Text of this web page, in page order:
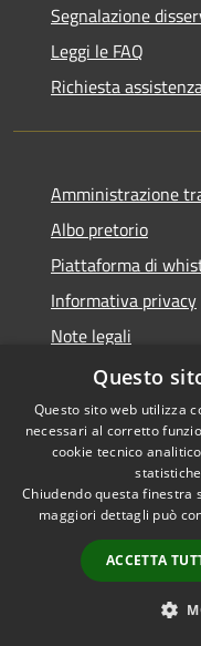
Segnalazione
Leggi le FAQ
Richiesta
Amministrazione
Albo pretorio
Piattaforma di
Informativa privacy
Note legali
Dichiarazione di
RSS
Accessibilità
Mappa del sito
Questo
Questo sito web utilizza
necessari al corretto
cookie tecnico
Chiudendo questa finestra
maggiori dettagli può
ACCETTA